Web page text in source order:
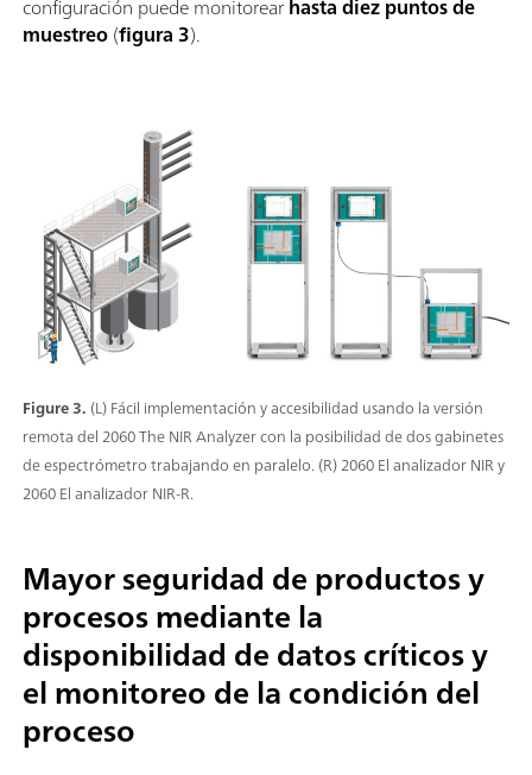
configuración puede monitorearhasta diez puntos de
muestreo(figura 3).
Figure 3. (L) Fácil implementación y accesibilidad usando la versión
remota del 2060 The NIR Analyzer con la posibilidad de dos gabinetes
de espectrómetro trabajando en paralelo. (R) 2060 El analizador NIR y
2060 El analizador NIR-R.
Mayor seguridad de productos y
procesos mediante la
disponibilidad de datos críticos y
el monitoreo de la condición del
proceso